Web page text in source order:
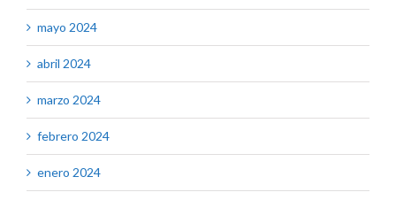
mayo 2024
abril 2024
marzo 2024
febrero 2024
enero 2024